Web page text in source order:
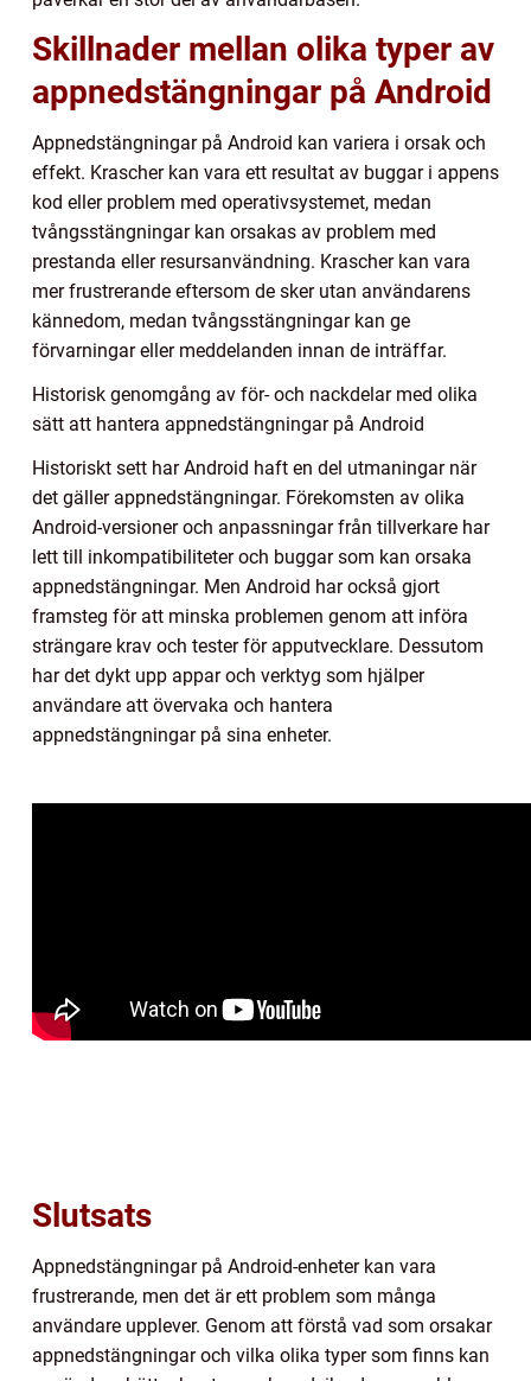
Skillnader mellan olika typer av
appnedstängningar på Android
Appnedstängningar på Android kan variera i orsak och
effekt. Krascher kan vara ett resultat av buggar i appens
kod eller problem med operativsystemet, medan
tvångsstängningar kan orsakas av problem med
prestanda eller resursanvändning. Krascher kan vara
mer frustrerande eftersom de sker utan användarens
kännedom, medan tvångsstängningar kan ge
förvarningar eller meddelanden innan de inträffar.
Historisk genomgång av för- och nackdelar med olika
sätt att hantera appnedstängningar på Android
Historiskt sett har Android haft en del utmaningar när
det gäller appnedstängningar. Förekomsten av olika
Android-versioner och anpassningar från tillverkare har
lett till inkompatibiliteter och buggar som kan orsaka
appnedstängningar. Men Android har också gjort
framsteg för att minska problemen genom att införa
strängare krav och tester för apputvecklare. Dessutom
har det dykt upp appar och verktyg som hjälper
användare att övervaka och hantera
appnedstängningar på sina enheter.
Slutsats
Appnedstängningar på Android-enheter kan vara
frustrerande, men det är ett problem som många
användare upplever. Genom att förstå vad som orsakar
appnedstängningar och vilka olika typer som finns kan